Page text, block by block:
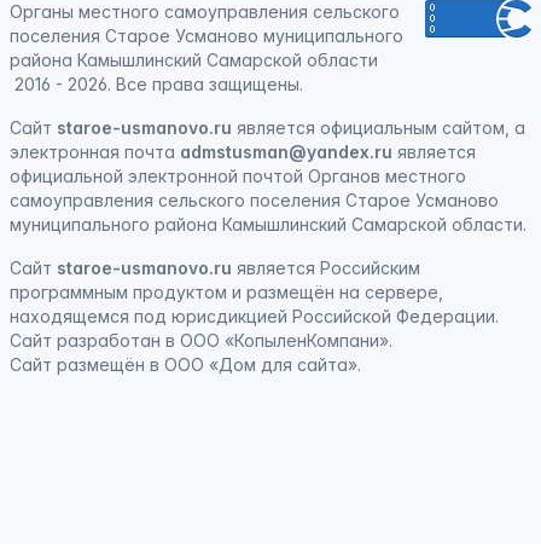
Органы местного самоуправления сельского
поселения Старое Усманово муниципального
района Камышлинский Самарской области
2016 - 2026. Все права защищены.
Сайт staroe-usmanovo.ru является официальным сайтом, а
электронная почта admstusman@yandex.ru является
официальной электронной почтой Органов местного
самоуправления сельского поселения Старое Усманово
муниципального района Камышлинский Самарской области.
Сайт staroe-usmanovo.ru является Российским
программным продуктом и размещён на сервере,
находящемся под юрисдикцией Российской Федерации.
Сайт разработан в ООО «КопыленКомпани».
Сайт размещён в ООО «Дом для сайта».